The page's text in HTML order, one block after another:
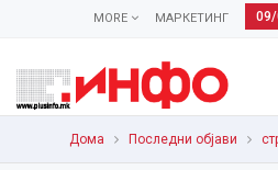
МАРКЕТИНГ
MORE
Дома Последни објави